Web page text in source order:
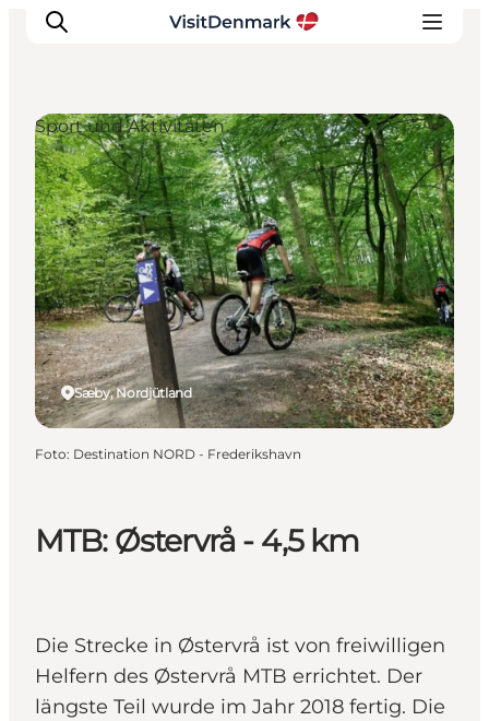
Inspiration
Regionen
Erlebnisse
Unterkünfte
Reiseplanung
MTB: Østervrå - 4,5 km
Die Strecke in Østervrå ist von freiwilligen
Helfern des Østervrå MTB errichtet. Der
längste Teil wurde im Jahr 2018 fertig. Die
Sæby, Nordjütland
Sport und Aktivitäten
Foto: Destination NORD - Frederikshavn